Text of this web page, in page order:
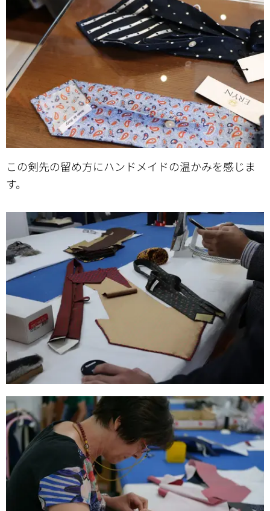
この剣先の留め方にハンドメイドの温かみを感じま
す。